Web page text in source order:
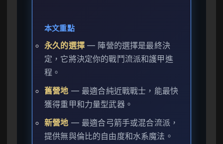
本文重點
永久的選擇— 陣營的選擇是最終決
定，它將決定你的戰鬥流派和護甲進
程。
舊營地 — 最適合純近戰戰士，能最快
獲得重甲和力量型武器。
新營地 — 最適合弓箭手或混合流派，
提供無與倫比的自由度和水系魔法。